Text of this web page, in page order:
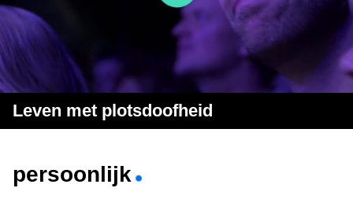
Leven met plotsdoofheid
persoonlijk